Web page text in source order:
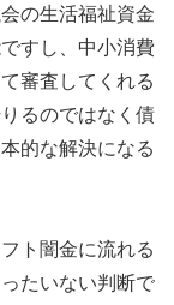
の生活福祉資金
すし、中小消費
審査してくれる
るのではなく債
的な解決になる
ト闇金に流れる
たいない判断で